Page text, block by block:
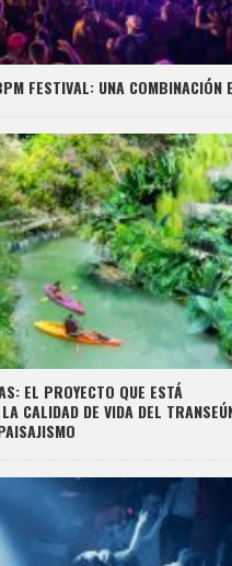
FESTIVAL: UNA COMBINACIÓN
EL PROYECTO QUE ESTÁ
CALIDAD DE VIDA DEL